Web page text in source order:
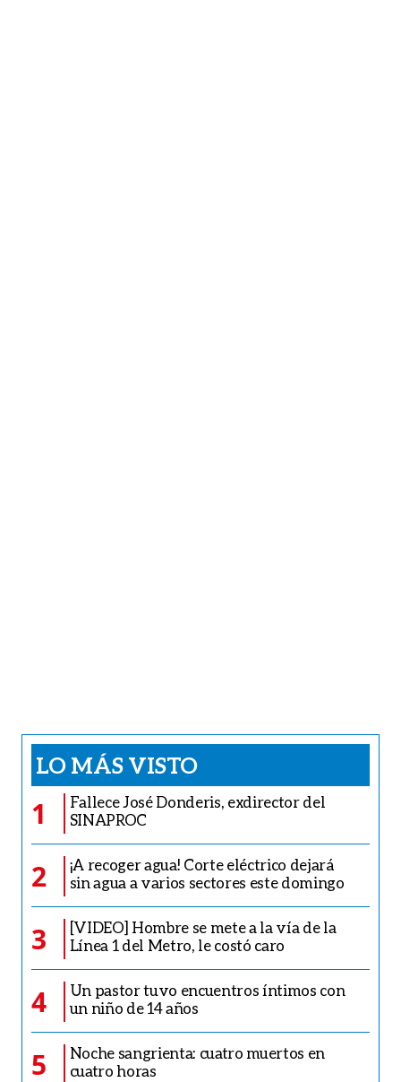
LO MÁS VISTO
1
Fallece José Donderis, exdirector del
SINAPROC
2
¡A recoger agua! Corte eléctrico dejará
sin agua a varios sectores este domingo
3
[VIDEO] Hombre se mete a la vía de la
Línea 1 del Metro, le costó caro
4
Un pastor tuvo encuentros íntimos con
un niño de 14 años
5
Noche sangrienta: cuatro muertos en
cuatro horas